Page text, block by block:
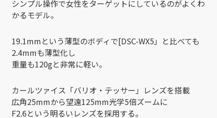
シンプル操作で女性をターゲットにしているのがよくわ
かるモデル。
19.1mmという薄型のボディで[DSC-WX5」と比べても
2.4mmも薄型化し
重量も120gと非常に軽い。
カールツァイス「バリオ・テッサー」レンズを搭載
広角25mmから望遠125mm光学5倍ズームに
F2.6という明るいレンズを採用する。